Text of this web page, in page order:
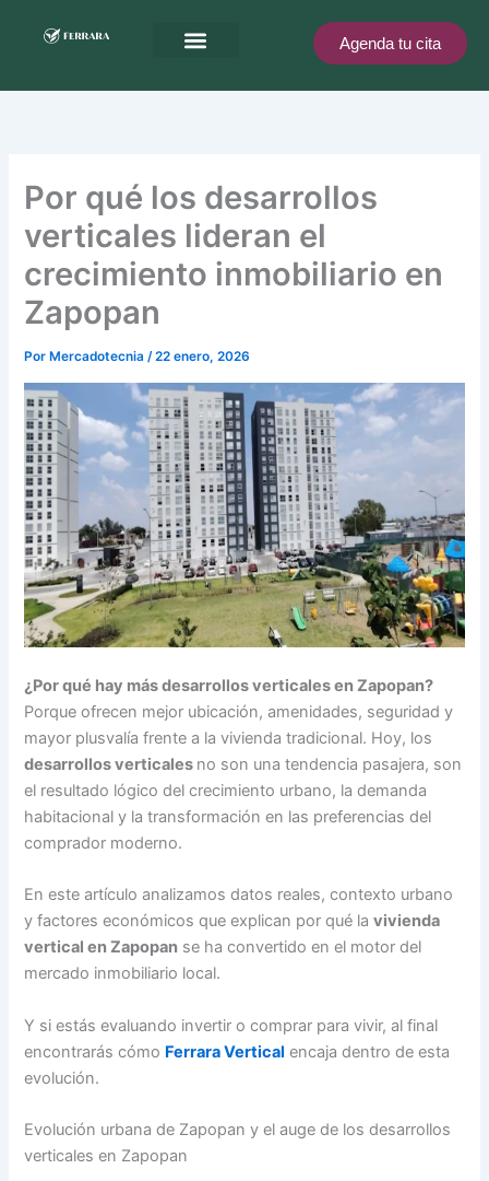
Agenda tu cita
Por qué los desarrollos
verticales lideran el
crecimiento inmobiliario en
Zapopan
Por Mercadotecnia/22 enero, 2026
¿Por qué hay más desarrollos verticales en Zapopan?
Porque ofrecen mejor ubicación, amenidades, seguridad y
mayor plusvalía frente a la vivienda tradicional. Hoy, los
desarrollos verticales no son una tendencia pasajera, son
el resultado lógico del crecimiento urbano, la demanda
habitacional y la transformación en las preferencias del
comprador moderno.
En este artículo analizamos datos reales, contexto urbano
y factores económicos que explican por qué lavivienda
vertical en Zapopan se ha convertido en el motor del
mercado inmobiliario local.
Y si estás evaluando invertir o comprar para vivir, al final
encontrarás cómo Ferrara Vertical encaja dentro de esta
evolución.
Evolución urbana de Zapopan y el auge de los desarrollos
verticales en Zapopan